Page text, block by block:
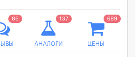
86
АНАЛОГИ
137
ЦЕНЫ
689